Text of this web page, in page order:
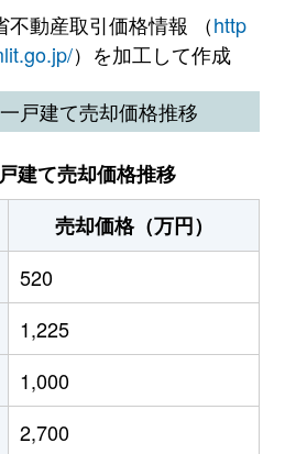
動産取引価格情報 （http
）を加工して作成
戸建て売却価格推移
建て売却価格推移
売却価格（万円）
520
1,225
1,000
2,700